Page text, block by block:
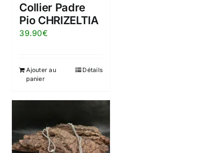
Collier Padre
Pio CHRIZELTIA
39.90€
Ajouter au
panier
Détails